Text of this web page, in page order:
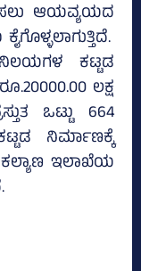
ಆಯವ್ಯಯದ
ಕಟ್ಟಡ
ಲಕ್ಷ
ಒಟ್ಟು 664
ನಿರ್ಮಾಣಕ್ಕೆ
ಇಲಾಖೆಯ